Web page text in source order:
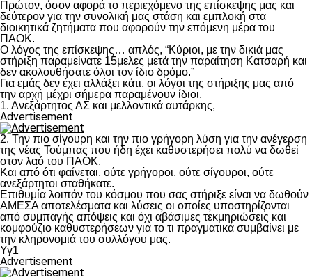
Πρώτον, όσον αφορά το περιεχόμενο της επίσκεψης μας και
δεύτερον για την συνολική μας στάση και εμπλοκή στα
διοικητικά ζητήματα που αφορούν την επόμενη μέρα του
ΠΑΟΚ.
Ο λόγος της επίσκεψης… απλός, “Κύριοι, με την δικιά μας
στήριξη παραμείνατε 15μελες μετά την παραίτηση Κατσαρή και
δεν ακολουθήσατε όλοι τον ίδιο δρόμο.”
Για εμάς δεν έχει αλλάξει κάτι, οι λόγοι της στήριξης μας από
την αρχή μέχρι σήμερα παραμένουν ίδιοι.
1. Ανεξάρτητος ΑΣ και μελλοντικά αυτάρκης,
Advertisement
2. Την πιο σίγουρη και την πιο γρήγορη λύση για την ανέγερση
της νέας Τούμπας που ήδη έχει καθυστερήσει πολύ να δωθεί
στον λαό του ΠΑΟΚ.
Και από ότι φαίνεται, ούτε γρήγοροι, ούτε σίγουροι, ούτε
ανεξάρτητοι σταθήκατε.
Επιθυμία λοιπόν του κόσμου που σας στήριξε είναι να δωθούν
ΑΜΕΣΑ αποτελέσματα και λύσεις οι οποίες υποστηρίζονται
από συμπαγής απόψεις και όχι αβάσιμες τεκμηριώσεις και
κομφούζιο καθυστερήσεων για το τι πραγματικά συμβαίνει με
την κληρονομιά του συλλόγου μας.
Υγ1
Advertisement